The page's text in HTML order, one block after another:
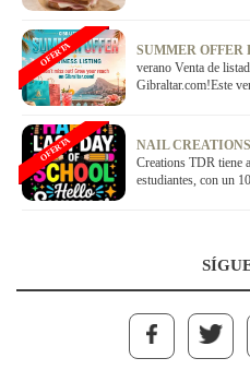
SUMMER OFFER
verano Venta de
Gibraltar.com!Este
OFERTA
NAIL
Creations TDR tiene
estudiantes, con un
OFERTA